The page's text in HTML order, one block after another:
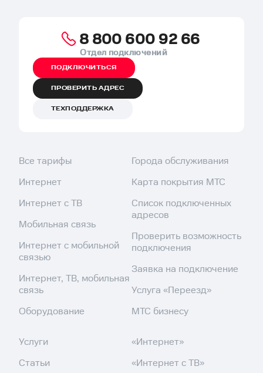
8 800 600 92 66
Отдел подключений
ПОДКЛЮЧИТЬСЯ
ПРОВЕРИТЬ АДРЕС
ТЕХПОДДЕРЖКА
Все тарифы
Интернет
Интернет с ТВ
Мобильная связь
Интернет с мобильной
связью
Интернет, ТВ, мобильная
связь
Оборудование
Города обслуживания
Карта покрытия МТС
Список подключенных
адресов
Проверить возможность
подключения
Заявка на подключение
Услуга «Переезд»
МТС бизнесу
Услуги
Статьи
«Интернет»
«Интернет с ТВ»